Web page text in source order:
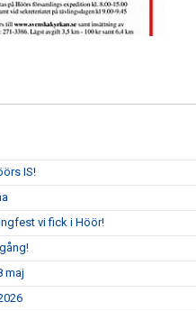
IS!
vi fick i Höör!
maj